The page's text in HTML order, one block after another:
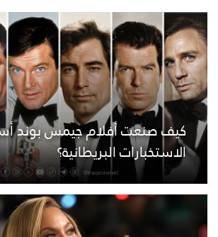
كيف صنعت أفلام جيمس بوند
الاستخبارات البريطانية؟